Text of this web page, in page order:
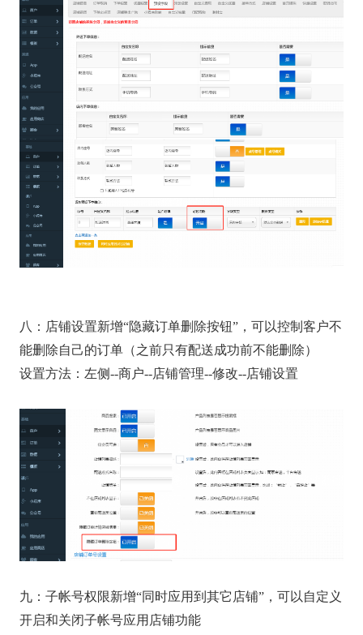
八：店铺设置新增“隐藏订单删除按钮”，可以控制客户不
能删除自己的订单（之前只有配送成功前不能删除）
设置方法：左侧--商户--店铺管理--修改--店铺设置
九：子帐号权限新增“同时应用到其它店铺”，可以自定义
开启和关闭子帐号应用店铺功能